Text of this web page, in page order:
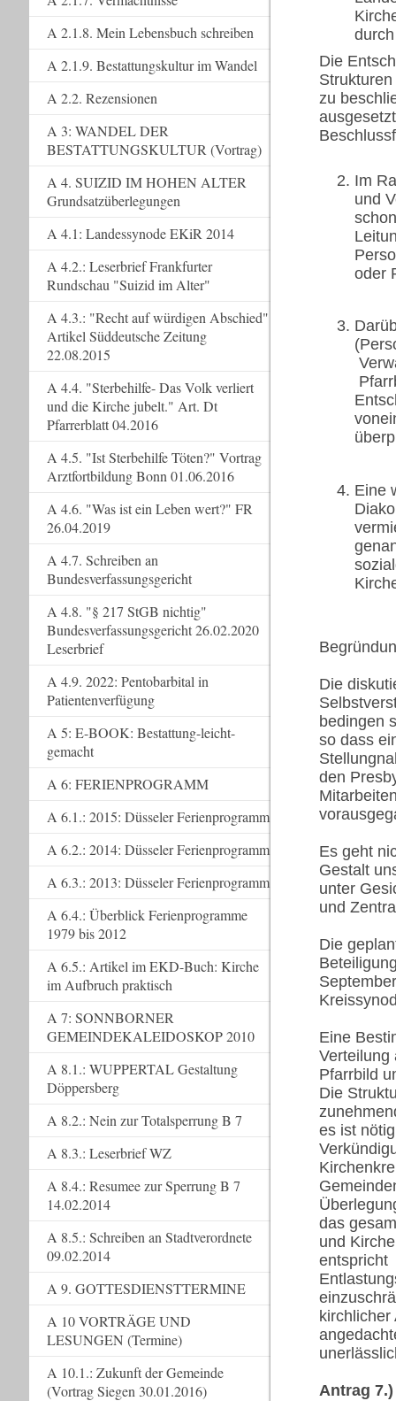
Die
zu
Im
und
oder
Eine
Die
bedingen
so dass
den
Es geht
Gestalt
unter
und
Die
Eine
Verteilung
Pfarrbild
Die
es ist
das
und
entspricht
kirchlicher
Antrag
A 2.1.8. Mein Lebensbuch schreiben
A 2.1.9. Bestattungskultur im Wandel
A 2.2. Rezensionen
A 3: WANDEL DER
BESTATTUNGSKULTUR (Vortrag)
A 4. SUIZID IM HOHEN ALTER
Grundsatzüberlegungen
A 4.1: Landessynode EKiR 2014
A 4.2.: Leserbrief Frankfurter
Rundschau "Suizid im Alter"
A 4.3.: "Recht auf würdigen Abschied"
Artikel Süddeutsche Zeitung
22.08.2015
A 4.4. "Sterbehilfe- Das Volk verliert
und die Kirche jubelt." Art. Dt
Pfarrerblatt 04.2016
A 4.5. "Ist Sterbehilfe Töten?" Vortrag
Arztfortbildung Bonn 01.06.2016
A 4.6. "Was ist ein Leben wert?" FR
26.04.2019
A 4.7. Schreiben an
Bundesverfassungsgericht
A 4.8. "§ 217 StGB nichtig"
Bundesverfassungsgericht 26.02.2020
Leserbrief
A 4.9. 2022: Pentobarbital in
Patientenverfügung
A 5: E-BOOK: Bestattung-leicht-
gemacht
A 6: FERIENPROGRAMM
A 6.1.: 2015: Düsseler Ferienprogramm
A 6.2.: 2014: Düsseler Ferienprogramm
A 6.3.: 2013: Düsseler Ferienprogramm
A 6.4.: Überblick Ferienprogramme
1979 bis 2012
A 6.5.: Artikel im EKD-Buch: Kirche
im Aufbruch praktisch
A 7: SONNBORNER
GEMEINDEKALEIDOSKOP 2010
A 8.1.: WUPPERTAL Gestaltung
Döppersberg
A 8.2.: Nein zur Totalsperrung B 7
A 8.3.: Leserbrief WZ
A 8.4.: Resumee zur Sperrung B 7
14.02.2014
A 8.5.: Schreiben an Stadtverordnete
09.02.2014
A 9. GOTTESDIENSTTERMINE
A 10 VORTRÄGE UND
LESUNGEN (Termine)
A 10.1.: Zukunft der Gemeinde
(Vortrag Siegen 30.01.2016)